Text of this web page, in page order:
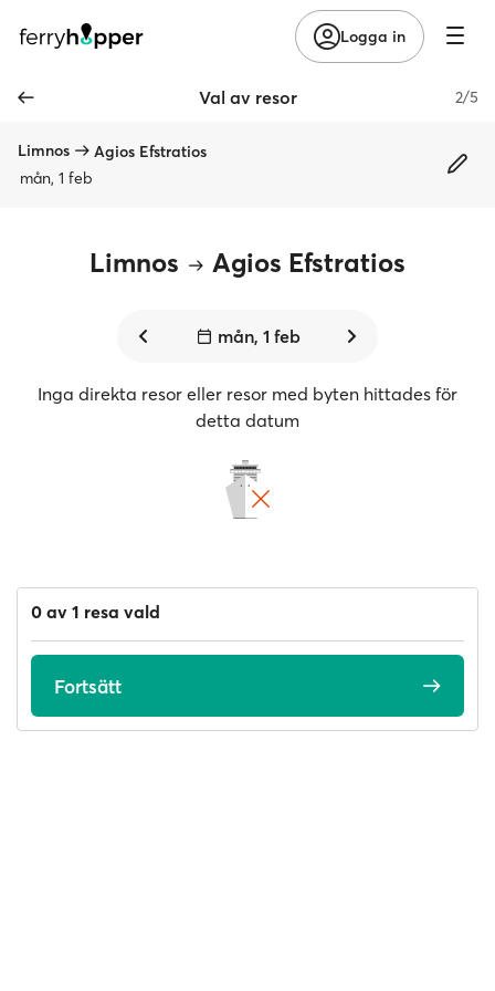
Logga in
Val av resor 2/5
Limnos
Agios Efstratios
mån, 1 feb
Limnos Agios Efstratios
mån, 1 feb
Inga direkta resor eller resor med byten hittades för
detta datum
0 av 1 resa vald
Fortsätt